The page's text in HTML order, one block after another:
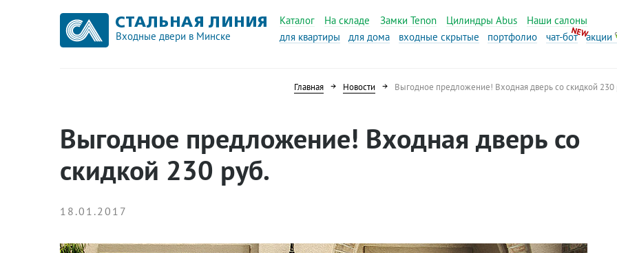
Входные двери в Минске
Каталог На складе Замки Tenon Цилиндры Abus
Наши салоны
для квартиры
для дома входные скрытые портфолио чат-бот акции
Главная Новости Выгодное предложение! Входная дверь со скидкой 230
Выгодное предложение! Входная дверь со
скидкой 230 руб.
18.01.2017